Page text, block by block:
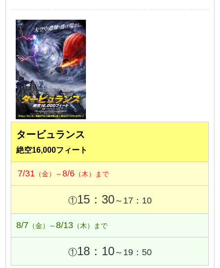
タービュランス
絶空16,000フィート
7/31 （金）～8/6 （木）まで
①15：30～17：10
8/7 （金）～8/13 （木）まで
①18：10～19：50